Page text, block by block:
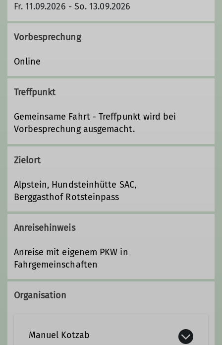
Fr. 11.09.2026 - So. 13.09.2026
Vorbesprechung
Online
Treffpunkt
Gemeinsame Fahrt - Treffpunkt wird bei
Vorbesprechung ausgemacht.
Zielort
Alpstein, Hundsteinhütte SAC,
Berggasthof Rotsteinpass
Anreisehinweis
Anreise mit eigenem PKW in
Fahrgemeinschaften
Organisation
Manuel Kotzab